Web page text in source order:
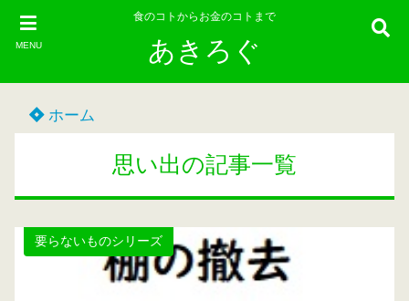
MENU
食のコトからお金のコトまで
あきろぐ
ホーム
思い出の記事一覧
要らないものシリーズ